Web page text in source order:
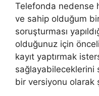
Telefonda nedense
ve sahip olduğum
soruşturması
olduğunuz için
kayıt yaptırmak
sağlayabileceklerini
bir versiyonu olarak